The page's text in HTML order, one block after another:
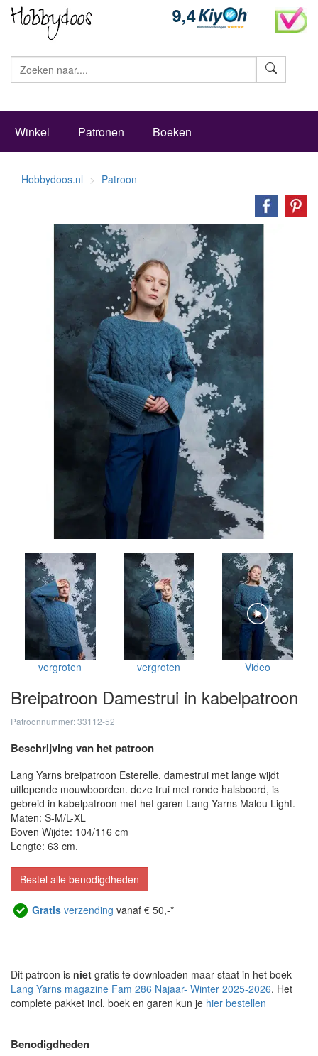
Winkel Patronen Boeken
Hobbydoos.nl Patroon
vergroten vergroten Video
Breipatroon Damestrui in kabelpatroon
Patroonnummer: 33112-52
Beschrijving van het patroon
Lang Yarns breipatroon Esterelle, damestrui met lange wijdt
uitlopende mouwboorden. deze trui met ronde halsboord, is
gebreid in kabelpatroon met het garen Lang Yarns Malou Light.
Maten: S-M/L-XL
Boven Wijdte: 104/116 cm
Lengte: 63 cm.
Bestel alle benodigdheden
Gratis verzending vanaf € 50,-*
Dit patroon is niet gratis te downloaden maar staat in het boek
Lang Yarns magazine Fam 286 Najaar- Winter 2025-2026. Het
complete pakket incl. boek en garen kun je hier bestellen
Benodigdheden